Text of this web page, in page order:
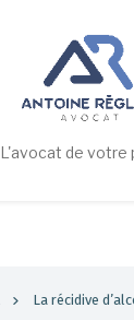
L'avocat de votre
La récidive